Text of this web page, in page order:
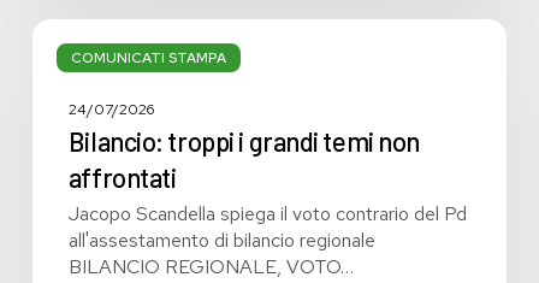
COMUNICATI STAMPA
Bilancio:
troppi
grandi
affrontati
24/07/2026
Bilancio: troppi i grandi temi non
affrontati
Jacopo Scandella spiega il voto contrario del Pd
all'assestamento di bilancio regionale
BILANCIO REGIONALE, VOTO…